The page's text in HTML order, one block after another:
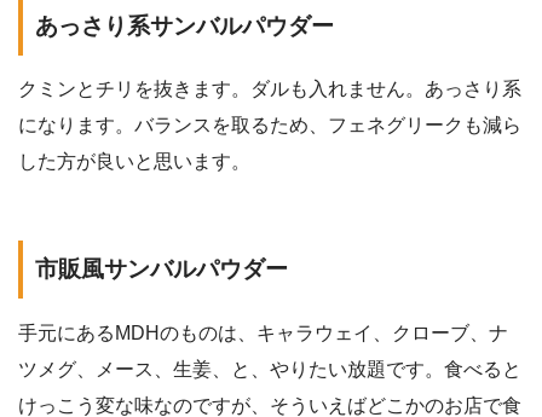
あっさり系サンバルパウダー
クミンとチリを抜きます。ダルも入れません。あっさり系
になります。バランスを取るため、フェネグリークも減ら
した方が良いと思います。
市販風サンバルパウダー
手元にあるMDHのものは、キャラウェイ、クローブ、ナ
ツメグ、メース、生姜、と、やりたい放題です。食べると
けっこう変な味なのですが、そういえばどこかのお店で食